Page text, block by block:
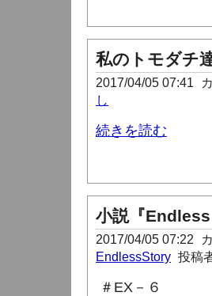
私のトモダチ
2017/04/05 07:41
し
続きを読む
小説『
2017/04/05 07:22
EndlessStory 投稿
＃ EX －６